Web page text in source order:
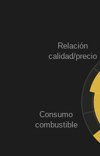
Consumo
combustible
Relación
calidad/precio